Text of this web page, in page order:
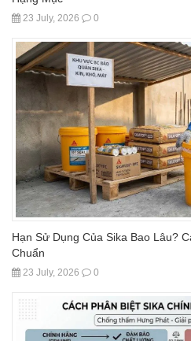
23 July, 2026 0
Hạn Sử Dụng Của Sika Bao Lâu?
Chuẩn
23 July, 2026 0